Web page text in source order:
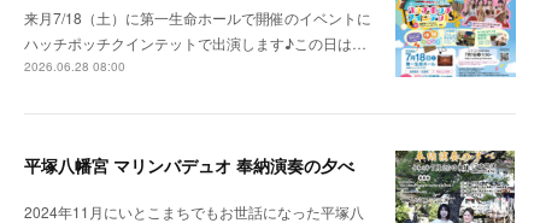
来月7/18（土）に第一生命ホールで開催のイベントに
ハッチポッチクインテットで出演します♪この日は…
2026.06.28 08:00
平塚八幡宮 マリンバデュオ 奉納演奏の夕べ
2024年11月にいとこまちでもお世話になった平塚八